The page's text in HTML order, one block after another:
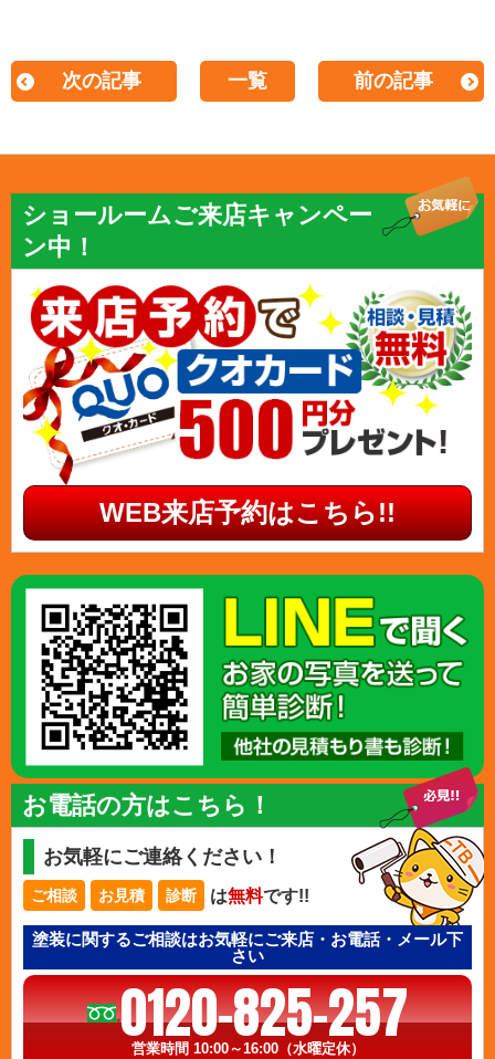
次の記事 一覧 前の記事
ショールームご来店キャンペー
ン中！
WEB来店予約はこちら!!
お電話の方はこちら！
お気軽にご連絡ください！
ご相談 お見積 診断 は無料です!!
塗装に関するご相談はお気軽にご来店・お電話・メール下
さい
0120-825-257
営業時間 10:00～16:00（水曜定休）